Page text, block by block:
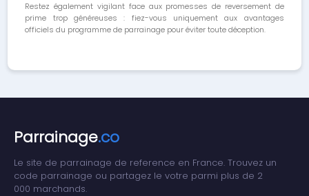
Restez également vigilant face aux promesses de reversement de
prime trop généreuses : fiez-vous uniquement aux avantages
officiels du programme de parrainage pour éviter toute déception.
Parrainage.co
Le site de parrainage de reference en France. Trouvez un
code parrainage ou partagez le votre parmi plus de 2
000 marchands.